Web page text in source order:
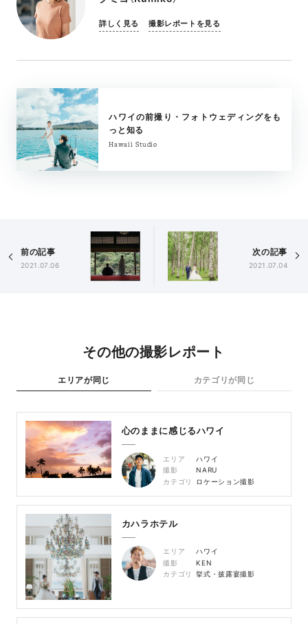
詳しく見る 撮影レポートを見る
ハワイの前撮り・フォトウェディングをも
っと知る
Hawaii Studio
前の記事
2021.07.06
次の記事
2021.07.04
その他の撮影レポート
エリアが同じ カテゴリが同じ
心のままに感じるハワイ
エリア
ハワイ
撮影
NARU
カテゴリ
ロケーション撮影
カハラホテル
エリア
ハワイ
撮影
KEN
カテゴリ
挙式・披露宴撮影